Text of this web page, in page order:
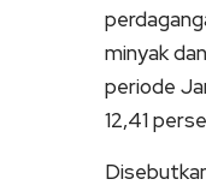
minyak
periode
12,41